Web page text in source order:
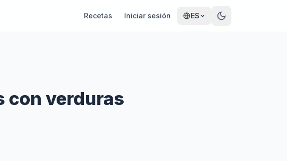
Recetas Iniciar sesión ES
con verduras